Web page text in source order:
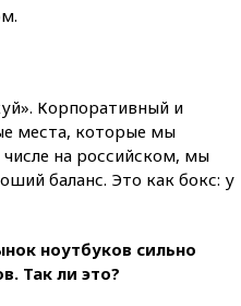
уголовное дело
Хорватии
вчера, 21:15
Пентагон
опубликовал 16 новых видео с
НЛО
свыше 6,5 тысячи грузовиков
Корпоративный и
места, которые мы
на российском, мы
баланс. Это как бокс: у
ноутбуков сильно
Так ли это?